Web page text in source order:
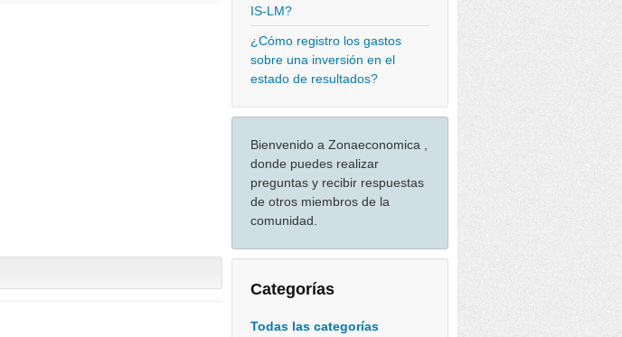
IS-LM?
¿Cómo registro los gastos
sobre una inversión en el
estado de resultados?
Bienvenido a Zonaeconomica ,
donde puedes realizar
preguntas y recibir respuestas
de otros miembros de la
comunidad.
Categorías
Todas las categorías